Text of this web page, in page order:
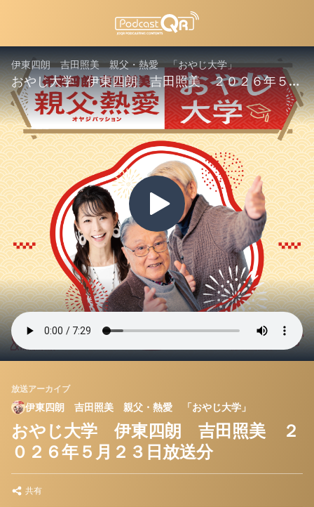
放送アーカイブ
伊東四朗 吉田照美 親父・熱愛 「おやじ大学」
おやじ大学 伊東四朗 吉田照美 ２
０２６年５月２３日放送分
共有